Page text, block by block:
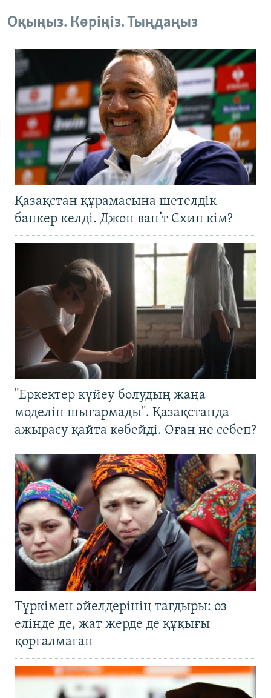
Оқыңыз. Көріңіз. Тыңдаңыз
Қазақстан құрамасына шетелдік
бапкер келді. Джон ван’т Схип кім?
"Еркектер күйеу болудың жаңа
моделін шығармады". Қазақстанда
ажырасу қайта көбейді. Оған не себеп?
Түркімен әйелдерінің тағдыры: өз
елінде де, жат жерде де құқығы
қорғалмаған